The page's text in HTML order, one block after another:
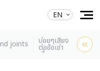
EN
joints บ่อยๆเสี่ยง
ต่อข้อเข่า
เสื่อม